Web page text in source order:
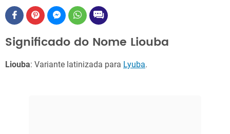
Significado do Nome Liouba
Liouba: Variante latinizada para Lyuba.